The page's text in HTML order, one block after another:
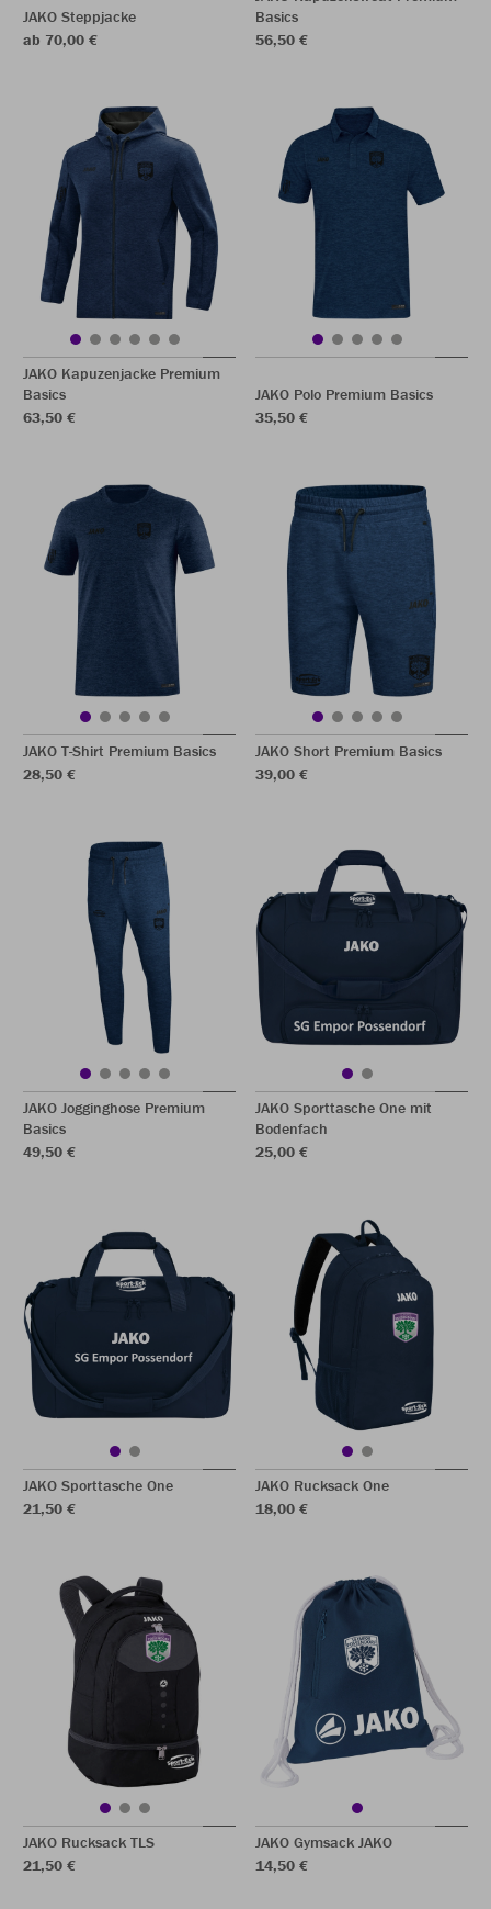
JAKO Steppjacke
ab 70,00 €
Basics
56,50 €
JAKO Kapuzenjacke Premium
Basics
63,50 €
JAKO Polo Premium Basics
35,50 €
JAKO T-Shirt Premium Basics
28,50 €
JAKO Short Premium Basics
39,00 €
JAKO Jogginghose Premium
Basics
49,50 €
JAKO Sporttasche One mit
Bodenfach
25,00 €
JAKO Sporttasche One
21,50 €
JAKO Rucksack One
18,00 €
JAKO Rucksack TLS
21,50 €
JAKO Gymsack JAKO
14,50 €